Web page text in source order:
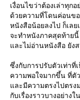
เงื่อนไขว่าต้องเล่าทุก
ด้วยความที่โดนค่อนข
หนังสือน้อยลงไป ก็เลย
จะทำหนังภาคสุดท้าย
ละไม่อ่านหนังสือ ยัง
ซึ่งกับการปรับตัวเท่า
ความพอใจมากขึ้น ที่ตั
ละมีความตรงไปตรง
กับเรื่องราวบางอย่าง